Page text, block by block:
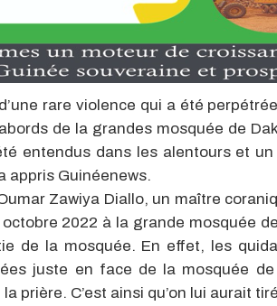
rare violence qui a été
de la grandes mosquée de
entendus dans les alentours et
appris Guinéenews.
Zawiya Diallo, un maître
octobre 2022 à la grande mosquée
de la mosquée. En effet, les
juste en face de la mosquée
prière. C’est ainsi qu’on lui aurait